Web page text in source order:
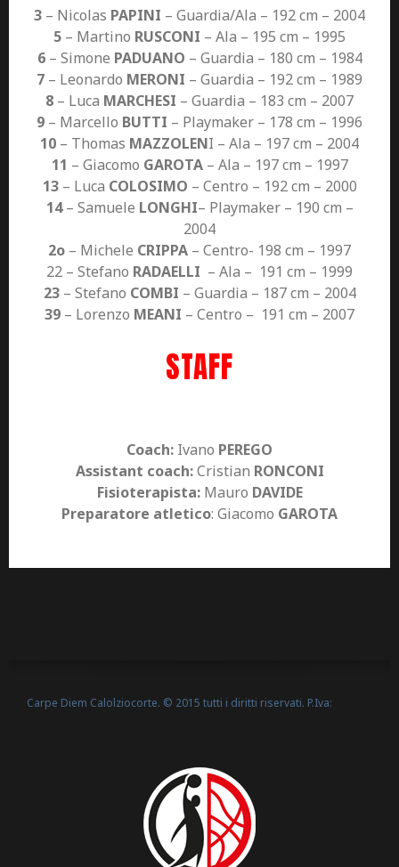
3 – Nicolas PAPINI – Guardia/Ala – 192 cm – 2004
5 – Martino RUSCONI – Ala – 195 cm – 1995
6– Simone PADUANO – Guardia – 180 cm – 1984
7 – Leonardo MERONI – Guardia – 192 cm – 1989
8 – Luca MARCHESI – Guardia – 183 cm – 2007
9 – Marcello BUTTI – Playmaker – 178 cm – 1996
10 – Thomas MAZZOLENI – Ala – 197 cm – 2004
11 – Giacomo GAROTA– Ala – 197 cm – 1997
13– Luca COLOSIMO – Centro – 192 cm – 2000
14– Samuele LONGHI– Playmaker – 190 cm –
2004
2o – Michele CRIPPA – Centro- 198 cm – 1997
22 – Stefano RADAELLI – Ala – 191 cm – 1999
23– Stefano COMBI – Guardia – 187 cm – 2004
39 – Lorenzo MEANI – Centro – 191 cm – 2007
STAFF
Coach: Ivano PEREGO
Assistant coach:Cristian RONCONI
Fisioterapista:Mauro DAVIDE
Preparatore atletico: Giacomo GAROTA
Carpe Diem Calolziocorte. © 2015 tutti i diritti riservati. P.Iva: